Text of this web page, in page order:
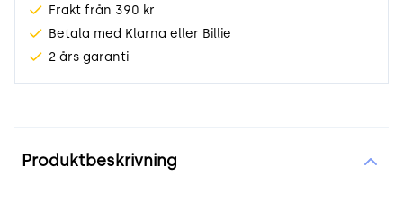
Frakt från 390 kr
Betala med Klarna eller Billie
2 års garanti
Produktbeskrivning